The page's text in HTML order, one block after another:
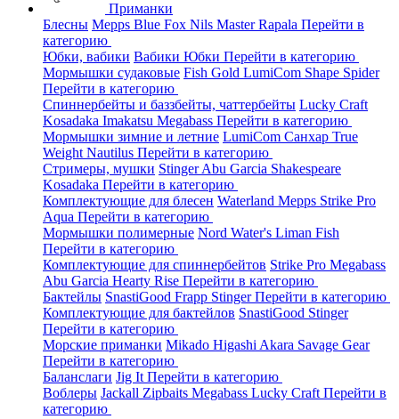
Приманки
Блесны Mepps Blue Fox Nils MasterRapala Перейти в
категорию
Юбки, вабики Вабики Юбки Перейти в категорию
Мормышки судаковые Fish Gold LumiCom Shape Spider
Перейти в категорию
Спиннербейты и баззбейты, чаттербейты Lucky Craft
Kosadaka Imakatsu Megabass Перейти в категорию
Мормышки зимние и летние LumiCom Санхар True
Weight Nautilus Перейти в категорию
Стримеры, мушки StingerAbu Garcia Shakespeare
Kosadaka Перейти в категорию
Комплектующие для блесен Waterland Mepps Strike Pro
Aqua Перейти в категорию
Мормышки полимерные Nord Water's Liman Fish
Перейти в категорию
Комплектующие для спиннербейтов Strike Pro Megabass
Abu Garcia Hearty Rise Перейти в категорию
Бактейлы SnastiGood Frapp StingerПерейти в категорию
Комплектующие для бактейлов SnastiGood Stinger
Перейти в категорию
Морские приманки Mikado Higashi Akara Savage Gear
Перейти в категорию
Баланслаги Jig It Перейти в категорию
Воблеры Jackall Zipbaits Megabass Lucky Craft Перейти в
категорию